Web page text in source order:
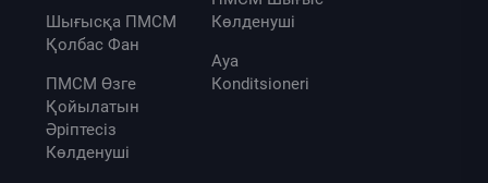
Шығысқа ПМСМ
Қолбас Фан
ПМСМ Өзге
Қойылатын
Әріптесіз
Көлденуші
Көлденуші
Ауа
Кonditsionerі